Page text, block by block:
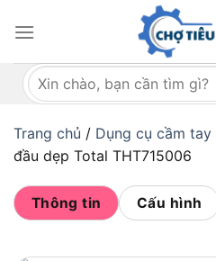
qua
dungTìm
kiếm:
Trang chủ / Dụng cụ cầm tay
đầu dẹp Total THT715006
Thông tin Cấu hình